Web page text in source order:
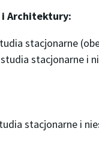
i Architektury:
stacjonarne
studia stacjonarne i
stacjonarne i